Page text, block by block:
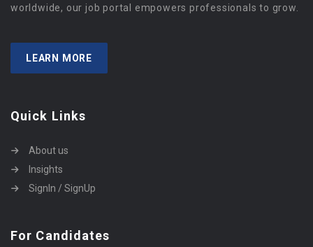
worldwide, our job portal empowers professionals to grow.
LEARN MORE
Quick Links
About us
Insights
SignIn / SignUp
For Candidates